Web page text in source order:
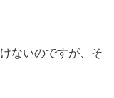
ないのですが、そ